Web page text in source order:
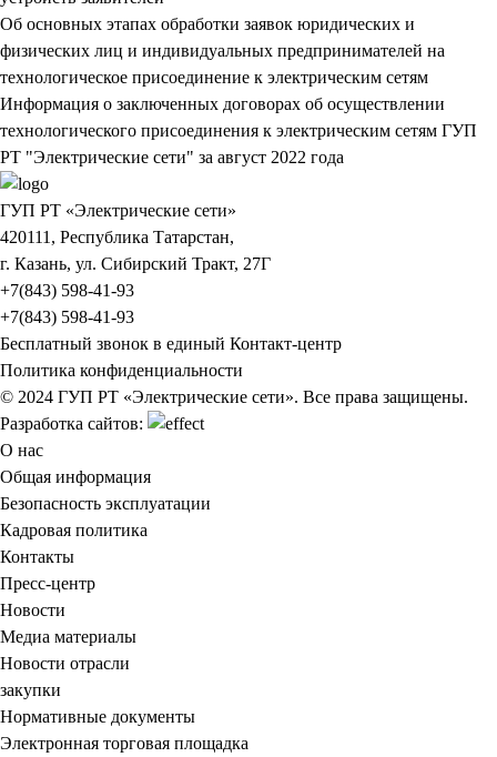
Об основных этапах обработки заявок юридических и
физических лиц и индивидуальных предпринимателей на
технологическое присоединение к электрическим сетям
Информация о заключенных договорах об осуществлении
технологического присоединения к электрическим сетям ГУП
РТ "Электрические сети" за август 2022 года
ГУП РТ «Электрические сети»
420111, Республика Татарстан,
г. Казань, ул. Сибирский Тракт, 27Г
+7(843) 598-41-93
+7(843) 598-41-93
Бесплатный звонок в единый Контакт-центр
Политика конфиденциальности
© 2024 ГУП РТ «Электрические сети». Все права защищены.
Разработка сайтов:
О нас
Общая информация
Безопасность эксплуатации
Кадровая политика
Контакты
Пресс-центр
Новости
Медиа материалы
Новости отрасли
закупки
Нормативные документы
Электронная торговая площадка